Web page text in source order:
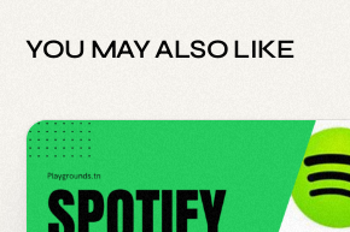
YOU MAY ALSO LIKE